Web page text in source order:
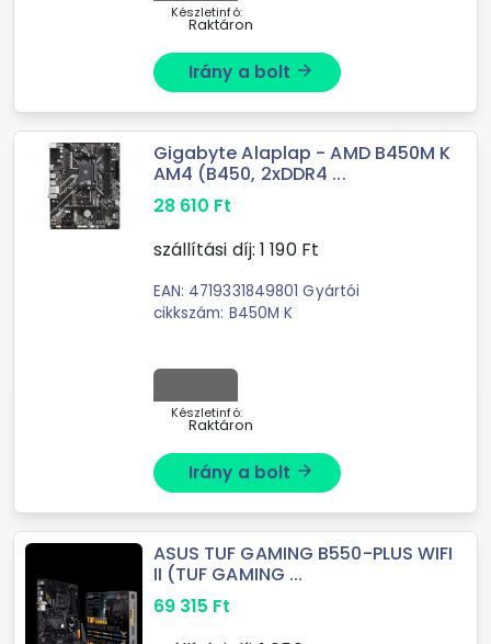
Készletinfó:
Raktáron
Irány a bolt arrow_forward
Gigabyte Alaplap - AMD B450M K
AM4 (B450, 2xDDR4 ...
28 610 Ft
szállítási díj: 1 190Ft
EAN: 4719331849801 Gyártói
cikkszám: B450M K
Készletinfó:
Raktáron
Irány a bolt arrow_forward
ASUS TUF GAMING B550-PLUS WIFI
II (TUF GAMING ...
69 315 Ft